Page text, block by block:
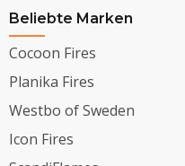
Beliebte Marken
Cocoon Fires
Planika Fires
Westbo of Sweden
Icon Fires